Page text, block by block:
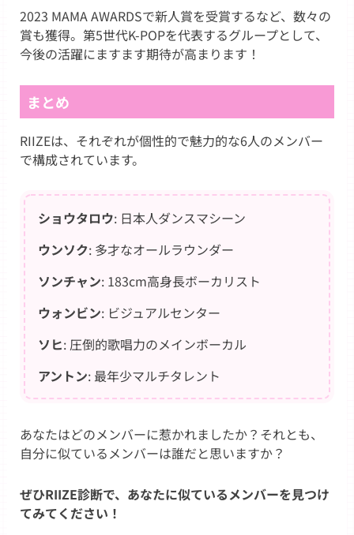
2023 MAMA AWARDSで新人賞を受賞するなど、数々の
賞も獲得。第5世代K-POPを代表するグループとして、
今後の活躍にますます期待が高まります！
まとめ
RIIZEは、それぞれが個性的で魅力的な6人のメンバー
で構成されています。
ショウタロウ: 日本人ダンスマシーン
ウンソク: 多才なオールラウンダー
ソンチャン: 183cm高身長ボーカリスト
ウォンビン: ビジュアルセンター
ソヒ: 圧倒的歌唱力のメインボーカル
アントン: 最年少マルチタレント
あなたはどのメンバーに惹かれましたか？それとも、
自分に似ているメンバーは誰だと思いますか？
ぜひRIIZE診断で、あなたに似ているメンバーを見つけ
てみてください！